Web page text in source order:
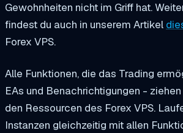
Gewohnheiten nicht im Griff hat.
findest du auch in unserem Artikel
Forex VPS.
Alle Funktionen, die das Trading
EAs und Benachrichtigungen -
den Ressourcen des Forex VPS.
Instanzen gleichzeitig mit allen